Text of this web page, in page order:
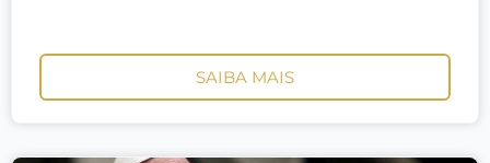
SAIBA MAIS